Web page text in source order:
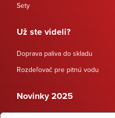
Sety
Už ste videli?
Doprava paliva do skladu
Rozdeľovač pre pitnú vodu
Novinky 2025